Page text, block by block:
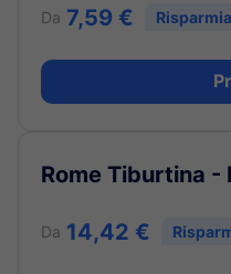
Da 7,59 €
Rome Tiburtina -
Da 14,42 €